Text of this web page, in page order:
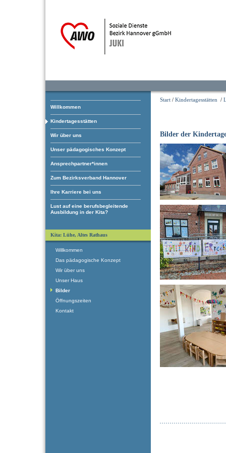
Willkommen
Kindertagesstätten
Wir über uns
Unser pädagogisches Konzept
Ansprechpartner*innen
Zum Bezirksverband Hannover
Ihre Karriere bei uns
Lust auf eine berufsbegleitende
Ausbildung in der Kita?
Start / Kindertagesstätten /
Bilder der
Kita: Lühe, Altes Rathaus
Willkommen
Das pädagogische Konzept
Wir über uns
Unser Haus
Bilder
Öffnungszeiten
Kontakt